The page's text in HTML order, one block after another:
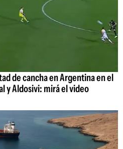
de cancha en Argentina en el
y Aldosivi: mirá el video